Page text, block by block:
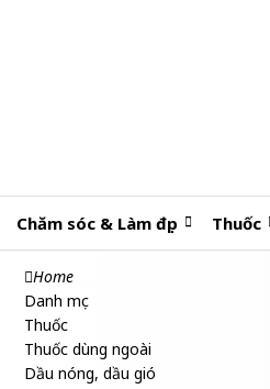
Chăm sóc & Làm đẹp Thuốc
Home
Danh mục
Thuốc
Thuốc dùng ngoài
Dầu nóng, dầu gió